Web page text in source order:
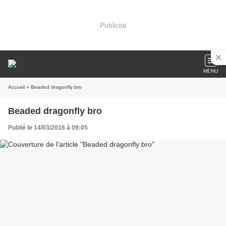
Publicité
MENU
Accueil » Beaded dragonfly bro
Beaded dragonfly bro
Publié le 14/03/2016 à 09:05